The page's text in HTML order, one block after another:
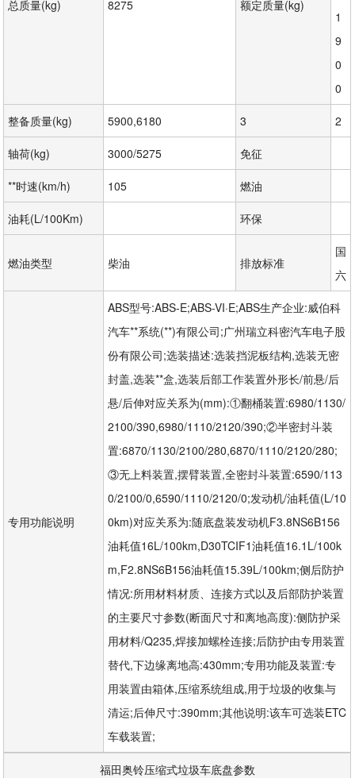
总质量(kg) 8275 额定质量(kg)
1
9
0
0
整备质量(kg) 5900,6180 3 2
轴荷(kg) 3000/5275 免征
**时速(km/h) 105 燃油
油耗(L/100Km) 环保
燃油类型 柴油 排放标准
国
六
专用功能说明
ABS型号:ABS-E;ABS-VI·E;ABS生产企业:威伯科
汽车**系统(**)有限公司;广州瑞立科密汽车电子股
份有限公司;选装描述:选装挡泥板结构,选装无密
封盖,选装**盒,选装后部工作装置外形长/前悬/后
悬/后伸对应关系为(mm):①翻桶装置:6980/1130/
2100/390,6980/1110/2120/390;②半密封斗装
置:6870/1130/2100/280,6870/1110/2120/280;
③无上料装置,摆臂装置,全密封斗装置:6590/113
0/2100/0,6590/1110/2120/0;发动机/油耗值(L/10
0km)对应关系为:随底盘装发动机F3.8NS6B156
油耗值16L/100km,D30TCIF1油耗值16.1L/100k
m,F2.8NS6B156油耗值15.39L/100km;侧后防护
情况:所用材料材质、连接方式以及后部防护装置
的主要尺寸参数(断面尺寸和离地高度):侧防护采
用材料/Q235,焊接加螺栓连接;后防护由专用装置
替代,下边缘离地高:430mm;专用功能及装置:专
用装置由箱体,压缩系统组成,用于垃圾的收集与
清运;后伸尺寸:390mm;其他说明:该车可选装ETC
车载装置;
福田奥铃压缩式垃圾车底盘参数